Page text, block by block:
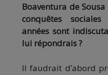
Boaventura de
conquêtes
années sont
lui répondrais ?
Il faudrait d’abord